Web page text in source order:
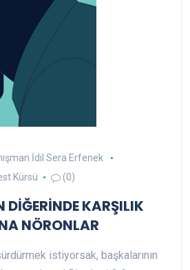
İdil Sera Erfenek
Kürsü (0)
KARŞILIK
NÖRONLAR
istiyorsak, başkalarının